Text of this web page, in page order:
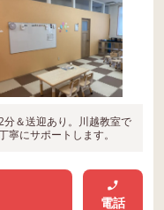
＆送迎あり。川越教室で
にサポートします。
電話